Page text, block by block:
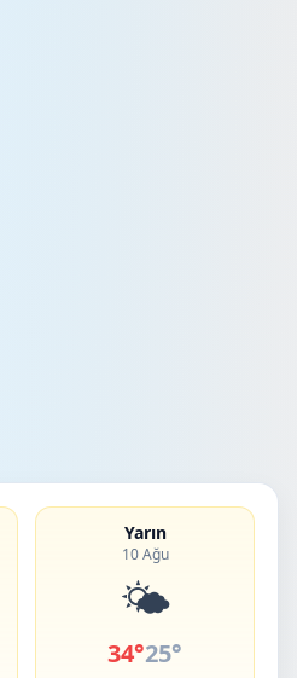
Yarın
10 Ağu
🌤️
34°25°